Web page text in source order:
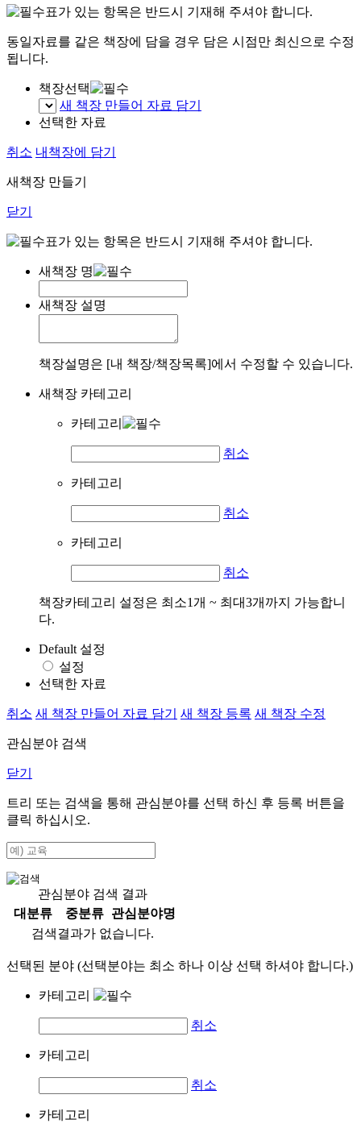
표가 있는 항목은 반드시 기재해 주셔야 합니다.
동일자료를 같은 책장에 담을 경우 담은 시점만 최신으로 수정
됩니다.
책장선택
새 책장 만들어 자료 담기
선택한 자료
취소 내책장에 담기
새책장 만들기
닫기
표가 있는 항목은 반드시 기재해 주셔야 합니다.
새책장 명
새책장 설명
책장설명은 [내 책장/책장목록]에서 수정할 수 있습니다.
새책장 카테고리
카테고리
취소
카테고리
취소
카테고리
취소
책장카테고리 설정은 최소1개 ~ 최대3개까지 가능합니
다.
Default 설정
설정
선택한 자료
취소 새 책장 만들어 자료 담기 새 책장 등록 새 책장 수정
관심분야 검색
닫기
트리 또는 검색을 통해 관심분야를 선택 하신 후 등록 버튼을
클릭 하십시오.
관심분야 검색 결과
대분류
중분류
관심분야명
검색결과가 없습니다.
선택된 분야 (선택분야는 최소 하나 이상 선택 하셔야 합니다.)
카테고리
취소
카테고리
취소
카테고리